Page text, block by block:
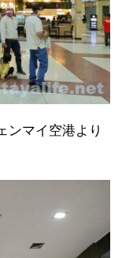
ンマイ空港より